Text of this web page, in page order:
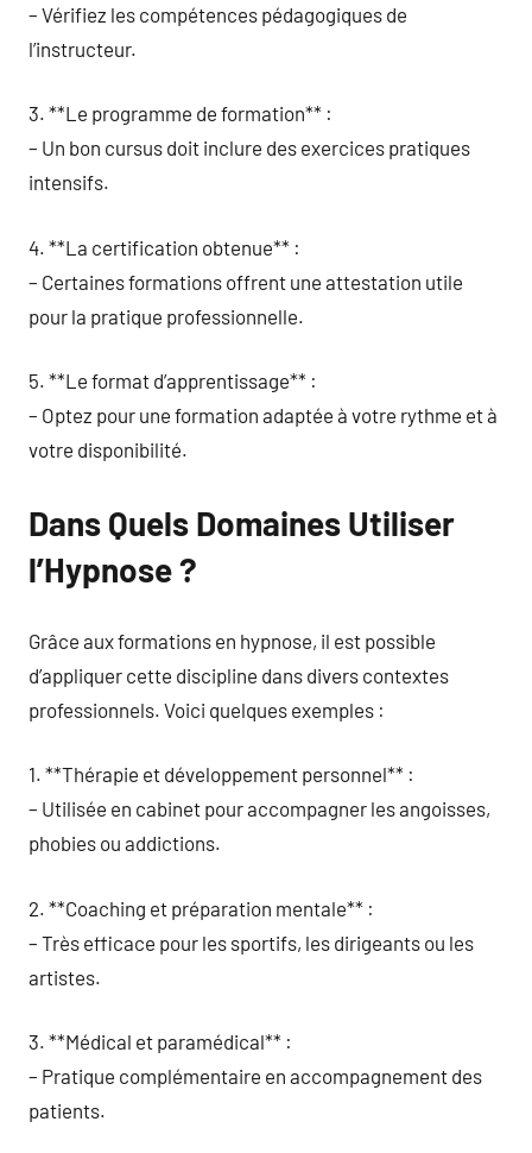
– Vérifiez les compétences pédagogiques de
l’instructeur.
3. **Le programme de formation** :
– Un bon cursus doit inclure des exercices pratiques
intensifs.
4. **La certification obtenue** :
– Certaines formations offrent une attestation utile
pour la pratique professionnelle.
5. **Le format d’apprentissage** :
– Optez pour une formation adaptée à votre rythme et à
votre disponibilité.
Dans Quels Domaines Utiliser
l’Hypnose ?
Grâce aux formations en hypnose, il est possible
d’appliquer cette discipline dans divers contextes
professionnels. Voici quelques exemples :
1. **Thérapie et développement personnel** :
– Utilisée en cabinet pour accompagner les angoisses,
phobies ou addictions.
2. **Coaching et préparation mentale** :
– Très efficace pour les sportifs, les dirigeants ou les
artistes.
3. **Médical et paramédical** :
– Pratique complémentaire en accompagnement des
patients.